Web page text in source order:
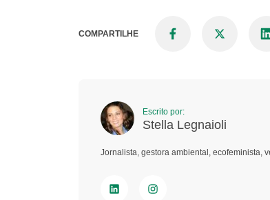
COMPARTILHE
Escrito por:
Stella Legnaioli
Jornalista, gestora ambiental, ecofeminista,